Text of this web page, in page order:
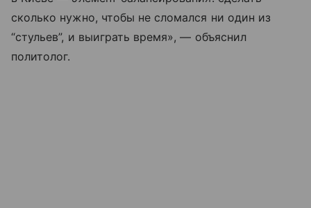
сколько нужно, чтобы не сломался ни один из
“стульев”, и выиграть время», — объяснил
политолог.